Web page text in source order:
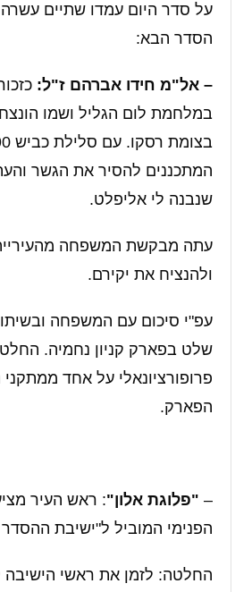
על סדר היום עמדו שתיים
הסדר הבא:
– אל"מ חידו אברהם ז"ל:
במלחמת לום הגליל ושמו
המתכננים להסיר את הגשר
שנבנה לי אליפלט.
עתה מבקשת המשפחה
ולהנציח את יקירם.
עפ"י סיכום עם המשפחה
שלט בפארק קניון נחמיה.
פרופורציונאלי על אחד
הפארק.
– "פלוגת אלון": ראש העיר
הפנימי המוביל ל"ישיבת
החלטה: לזמן את ראשי